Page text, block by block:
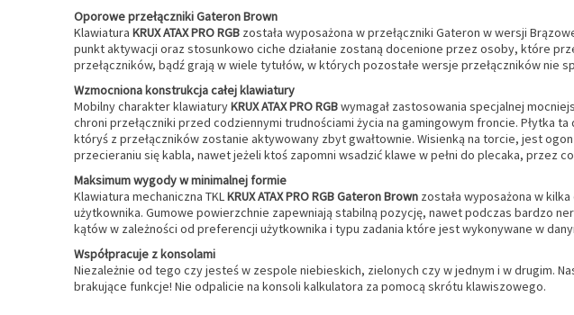
Oporowe przełączniki Gateron Brown
Klawiatura KRUX ATAX PRO RGB została wyposażona w przełączniki Gateron w wersji
punkt aktywacji oraz stosunkowo ciche działanie zostaną docenione przez osoby, które
przełączników, bądź grają w wiele tytułów, w których pozostałe wersje przełączników nie
Wzmocniona konstrukcja całej klawiatury
Mobilny charakter klawiaturyKRUX ATAX PRO RGBwymagał zastosowania specjalnej
chroni przełączniki przed codziennymi trudnościami życia na gamingowym froncie. Płytka
któryś z przełączników zostanie aktywowany zbyt gwałtownie. Wisienką na torcie, jest
przecieraniu się kabla, nawet jeżeli ktoś zapomni wsadzić klawe w pełni do plecaka, przez
Maksimum wygody w minimalnej formie
Klawiatura mechaniczna TKLKRUX ATAX PRO RGB GateronBrown została wyposażona w
użytkownika. Gumowe powierzchnie zapewniają stabilną pozycję, nawet podczas bardzo
kątów w zależności od preferencji użytkownika i typu zadania które jest wykonywane w
Współpracuje z konsolami
Niezależnie od tego czy jesteś w zespole niebieskich, zielonych czy w jednym i w drugim.
brakujące funkcje! Nie odpalicie na konsoli kalkulatora za pomocą skrótu klawiszowego.